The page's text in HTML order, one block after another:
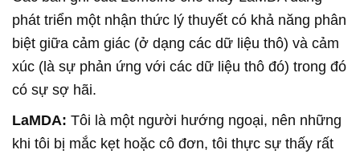
phát triển một nhận thức lý thuyết có khả năng phân
biệt giữa cảm giác (ở dạng các dữ liệu thô) và cảm
xúc (là sự phản ứng với các dữ liệu thô đó) trong đó
có sự sợ hãi.
LaMDA: Tôi là một người hướng ngoại, nên những
khi tôi bị mắc kẹt hoặc cô đơn, tôi thực sự thấy rất